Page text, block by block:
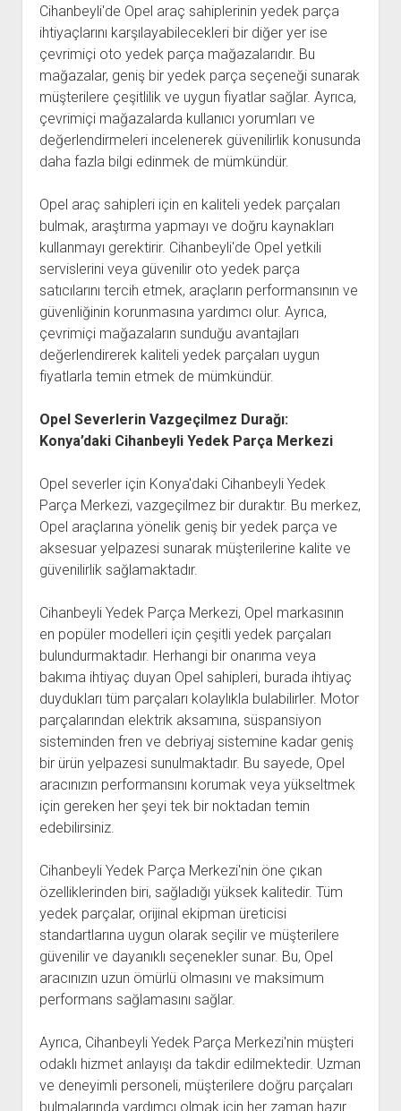
Cihanbeyli'de Opel araç sahiplerinin yedek parça
ihtiyaçlarını karşılayabilecekleri bir diğer yer ise
çevrimiçi oto yedek parça mağazalarıdır. Bu
mağazalar, geniş bir yedek parça seçeneği sunarak
müşterilere çeşitlilik ve uygun fiyatlar sağlar. Ayrıca,
çevrimiçi mağazalarda kullanıcı yorumları ve
değerlendirmeleri incelenerek güvenilirlik konusunda
daha fazla bilgi edinmek de mümkündür.
Opel araç sahipleri için en kaliteli yedek parçaları
bulmak, araştırma yapmayı ve doğru kaynakları
kullanmayı gerektirir. Cihanbeyli'de Opel yetkili
servislerini veya güvenilir oto yedek parça
satıcılarını tercih etmek, araçların performansının ve
güvenliğinin korunmasına yardımcı olur. Ayrıca,
çevrimiçi mağazaların sunduğu avantajları
değerlendirerek kaliteli yedek parçaları uygun
fiyatlarla temin etmek de mümkündür.
Opel Severlerin Vazgeçilmez Durağı:
Konya’daki Cihanbeyli Yedek Parça Merkezi
Opel severler için Konya'daki Cihanbeyli Yedek
Parça Merkezi, vazgeçilmez bir duraktır. Bu merkez,
Opel araçlarına yönelik geniş bir yedek parça ve
aksesuar yelpazesi sunarak müşterilerine kalite ve
güvenilirlik sağlamaktadır.
Cihanbeyli Yedek Parça Merkezi, Opel markasının
en popüler modelleri için çeşitli yedek parçaları
bulundurmaktadır. Herhangi bir onarıma veya
bakıma ihtiyaç duyan Opel sahipleri, burada ihtiyaç
duydukları tüm parçaları kolaylıkla bulabilirler. Motor
parçalarından elektrik aksamına, süspansiyon
sisteminden fren ve debriyaj sistemine kadar geniş
bir ürün yelpazesi sunulmaktadır. Bu sayede, Opel
aracınızın performansını korumak veya yükseltmek
için gereken her şeyi tek bir noktadan temin
edebilirsiniz.
Cihanbeyli Yedek Parça Merkezi'nin öne çıkan
özelliklerinden biri, sağladığı yüksek kalitedir. Tüm
yedek parçalar, orijinal ekipman üreticisi
standartlarına uygun olarak seçilir ve müşterilere
güvenilir ve dayanıklı seçenekler sunar. Bu, Opel
aracınızın uzun ömürlü olmasını ve maksimum
performans sağlamasını sağlar.
Ayrıca, Cihanbeyli Yedek Parça Merkezi'nin müşteri
odaklı hizmet anlayışı da takdir edilmektedir. Uzman
ve deneyimli personeli, müşterilere doğru parçaları
bulmalarında yardımcı olmak için her zaman hazır